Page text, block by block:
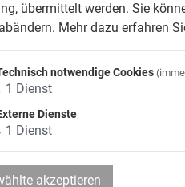
Leaflet|© OpenStreetMap-
übermittelt werden. Sie
Mehr dazu erfahren
notwendige Cookies
1 Dienst
Dienste
1 Dienst
akzeptieren